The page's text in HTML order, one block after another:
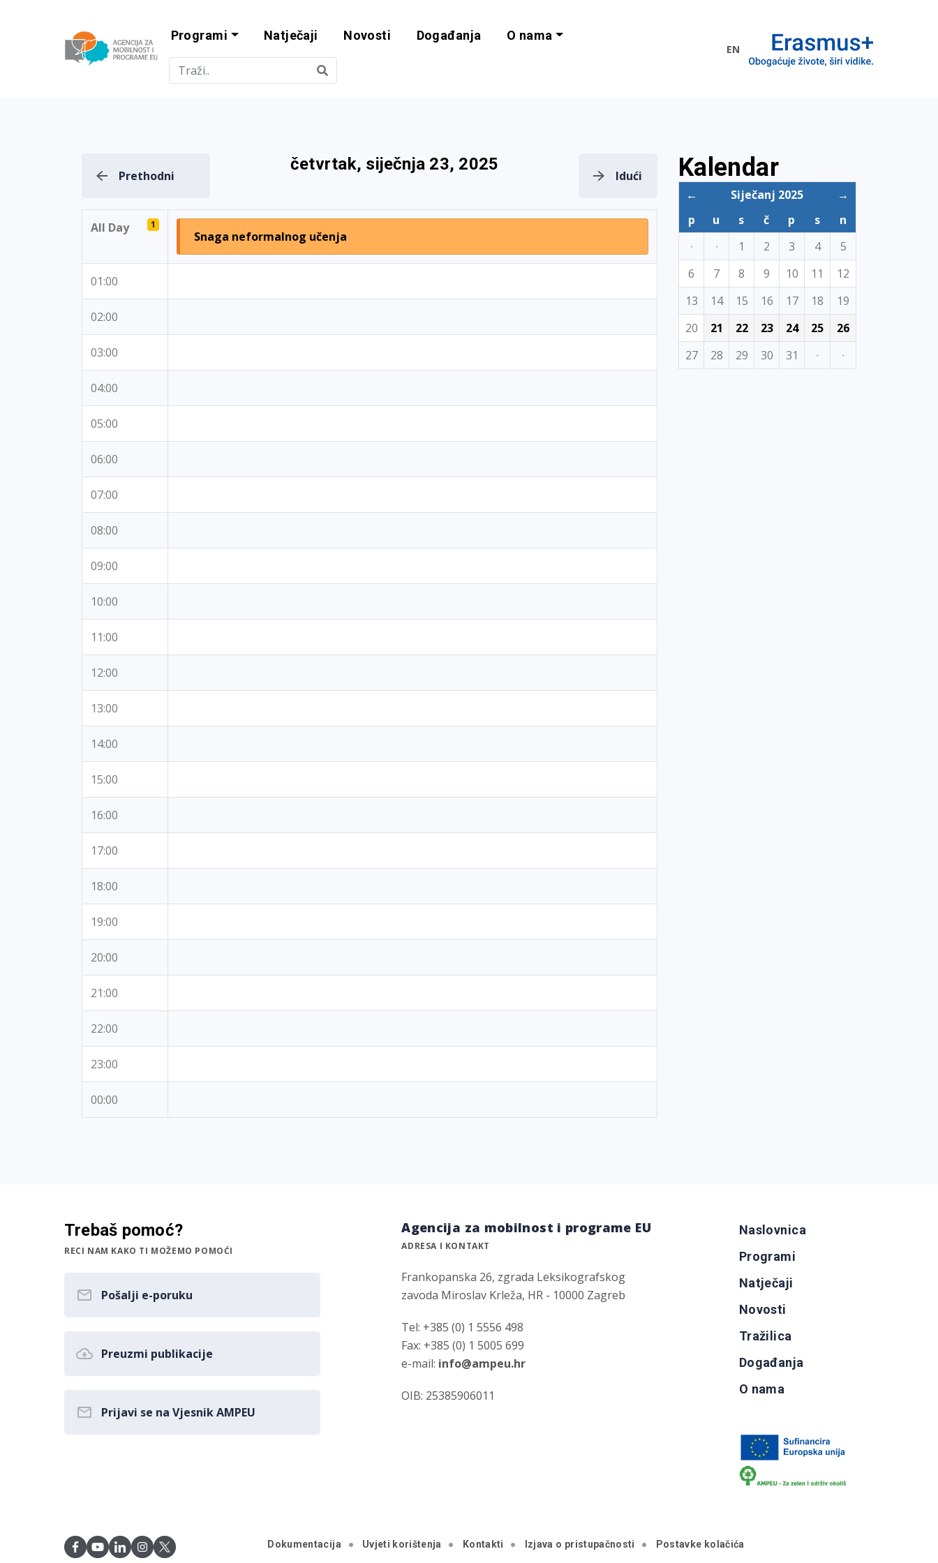
Agencija za mobilnost i programe EU
Programi Natječaji Novosti Događanja O nama
EN
Prethodni
četvrtak, siječnja 23, 2025
Idući
All Day 1
Snaga neformalnog učenja
01:00
02:00
03:00
04:00
05:00
06:00
07:00
08:00
09:00
10:00
11:00
12:00
13:00
14:00
15:00
16:00
17:00
18:00
19:00
20:00
21:00
22:00
23:00
00:00
Kalendar
← Siječanj 2025
→
p
u s č p s
n
·
· 1 2 3 4
5
6
7 8 9 10 11
12
13
14 15 16 17 18
19
20
21 22 23 24 25
26
27
28 29 30 31 · ·
Trebaš pomoć?
RECI NAM KAKO TI MOŽEMO POMOĆI
Pošalji e-poruku
Preuzmi publikacije
Prijavi se na Vjesnik AMPEU
Agencija za mobilnost i programe EU
ADRESA I KONTAKT
Frankopanska 26, zgrada Leksikografskog
zavoda Miroslav Krleža, HR - 10000 Zagreb
Tel: +385 (0) 1 5556 498
Fax: +385 (0) 1 5005 699
e-mail: info@ampeu.hr
OIB: 25385906011
Naslovnica
Programi
Natječaji
Novosti
Tražilica
Događanja
O nama
Dokumentacija Uvjeti korištenja Kontakti Izjava o pristupačnosti Postavke kolačića